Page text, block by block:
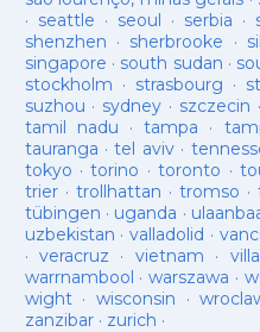
· seattle · seoul · serbia ·
shenzhen · sherbrooke ·
singapore · south sudan ·
stockholm · strasbourg ·
suzhou · sydney · szczecin
tamil nadu ·tampa ·
tauranga ·tel aviv·
tokyo ·torino ·toronto ·
trier· trollhattan · tromso ·
tübingen · uganda ·
uzbekistan · valladolid ·
· veracruz · vietnam ·
warrnambool ·warszawa ·
wight· wisconsin ·
zanzibar· zurich ·